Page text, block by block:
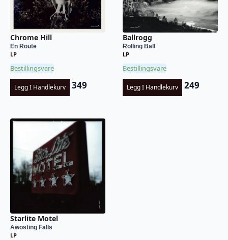
Chrome Hill
En Route
LP
Bestillingsvare
Legg I Handlekurv 349
Ballrogg
Rolling Ball
LP
Bestillingsvare
Legg I Handlekurv 249
Starlite Motel
Awosting Falls
LP